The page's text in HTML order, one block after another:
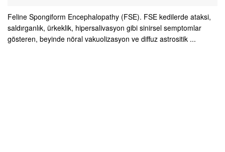
Feline Spongiform Encephalopathy (FSE). FSE kedilerde ataksi,
saldırganlık, ürkeklik, hipersalivasyon gibi sinirsel semptomlar
gösteren, beyinde nöral vakuolizasyon ve diffuz astrositik ...